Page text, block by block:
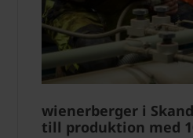
wienerberger i
till produktion med